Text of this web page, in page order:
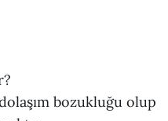
bozukluğu olup